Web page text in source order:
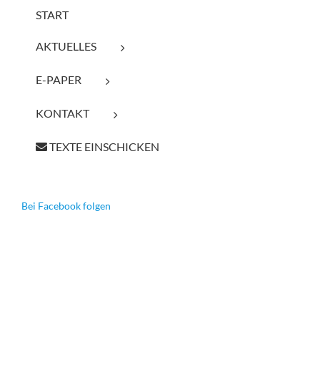
START
AKTUELLES
E-PAPER
KONTAKT
TEXTE EINSCHICKEN
Bei Facebook folgen